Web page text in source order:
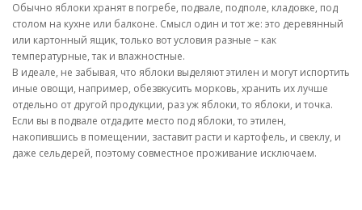
Обычно яблоки хранят в погребе, подвале, подполе, кладовке, под
столом на кухне или балконе. Смысл один и тот же: это деревянный
или картонный ящик, только вот условия разные – как
температурные, так и влажностные.
В идеале, не забывая, что яблоки выделяют этилен и могут испортить
иные овощи, например, обезвкусить морковь, хранить их лучше
отдельно от другой продукции, раз уж яблоки, то яблоки, и точка.
Если вы в подвале отдадите место под яблоки, то этилен,
накопившись в помещении, заставит расти и картофель, и свеклу, и
даже сельдерей, поэтому совместное проживание исключаем.